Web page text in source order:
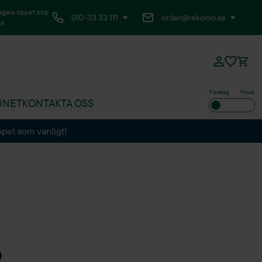
öppet köp
010-33 33 111 order@rekomo.se
KONTAKTA OSS
Företag Privat
som vanligt!